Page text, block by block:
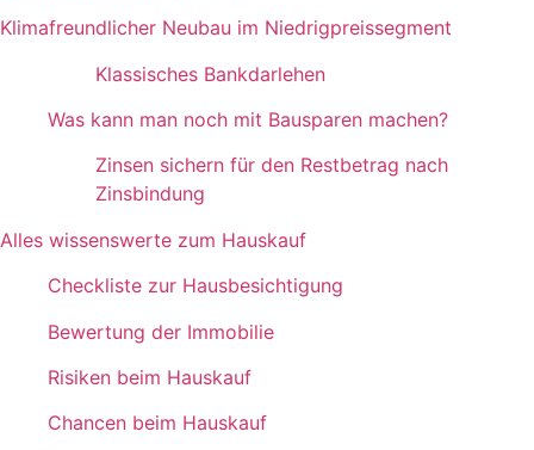
Klimafreundlicher Neubau im Niedrigpreissegment
Klassisches Bankdarlehen
Was kann man noch mit Bausparen machen?
Zinsen sichern für den Restbetrag nach
Zinsbindung
Alles wissenswerte zum Hauskauf
Checkliste zur Hausbesichtigung
Bewertung der Immobilie
Risiken beim Hauskauf
Chancen beim Hauskauf